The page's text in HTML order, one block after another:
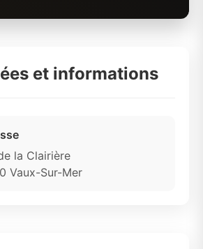
et informations
la Clairière
Vaux-Sur-Mer